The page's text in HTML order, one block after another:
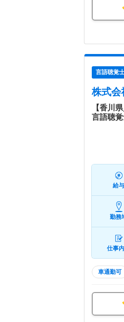
言語聴覚
株式会
【香川
言語聴
給与
勤務
仕事
車通勤可